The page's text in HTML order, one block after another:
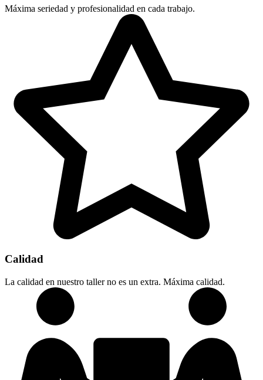
Máxima seriedad y profesionalidad en cada trabajo.
Calidad
La calidad en nuestro taller no es un extra. Máxima calidad.